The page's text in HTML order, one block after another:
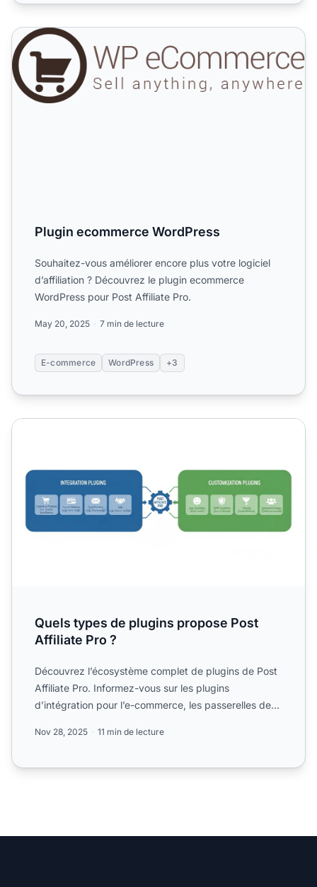
Plugin ecommerce WordPress
Plugin ecommerce WordPress
Souhaitez-vous améliorer encore plus votre logiciel
d’affiliation ? Découvrez le plugin ecommerce
WordPress pour Post Affiliate Pro.
May 20, 2025 7 min de lecture
E-commerce WordPress +3
Quels types de plugins propose Post Affiliate Pro ?
Quels types de plugins propose Post
Affiliate Pro ?
Découvrez l’écosystème complet de plugins de Post
Affiliate Pro. Informez-vous sur les plugins
d’intégration pour l’e-commerce, les passerelles de
Nov 28, 2025 11 min de lecture